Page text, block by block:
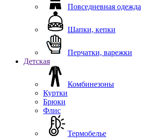
Повседневная одежда
Шапки, кепки
Перчатки, варежки
Детская
Комбинезоны
Куртки
Брюки
Флис
Термобелье